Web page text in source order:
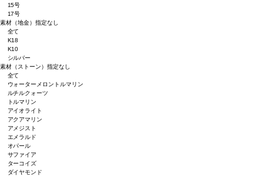
15号
17号
素材（地金） 指定なし
全て
K18
K10
シルバー
素材（ストーン） 指定なし
全て
ウォーターメロントルマリン
ルチルクォーツ
トルマリン
アイオライト
アクアマリン
アメジスト
エメラルド
オパール
サファイア
ターコイズ
ダイヤモンド